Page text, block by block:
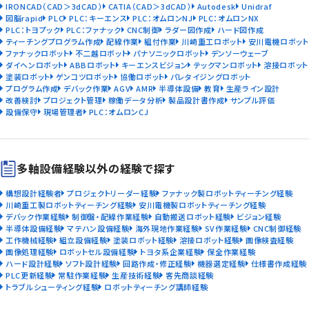
IRONCAD（CAD＞3dCAD）
CATIA（CAD＞3dCAD） Autodesk Unidraf
図脳rapid PLC PLC：キーエンス PLC：オムロンNJ
PLC：オムロンNX
PLC：トヨプック PLC：ファナック CNC制御 ラダー図作成
ハード図作成
ティーチングプログラム作成 配線作業 組付作業 川崎重工ロボット
安川電機ロボット
ファナックロボット
不二越ロボット パナソニックロボット デンソーウェーブ
ダイヘンロボット ABBロボット キーエンスビジョン テックマンロボット 溶接ロボット
塗装ロボット ゲンコツロボット 協働ロボット
パレタイジングロボット
プログラム作成 デバック作業 AGV AMR 半導体設備 教育 生産ライン設計
改善検討 プロジェクト管理 稼働データ分析 製品設計書作成 サンプル評価
設備保守 現場管理者 PLC：オムロンCJ
多軸設備経験以外の経験で探す
構想設計経験者 プロジェクトリーダー経験 ファナック製ロボットティーチング経験
川崎重工製ロボットティーチング経験 安川電機製ロボットティーチング経験
デバック作業経験 制御盤・配線作業経験 自動搬送ロボット経験 ビジョン経験
半導体設備経験 マテハン設備経験 海外現地作業経験 SV作業経験 CNC制御経験
工作機械経験 組立設備経験 塗装ロボット経験 溶接ロボット経験 画像検査経験
画像処理経験 ロボットセル設備経験 トヨタ系企業経験 保全作業経験
ハード設計経験 ソフト設計経験 回路作成・修正経験 機器選定経験 仕様書作成経験
PLC更新経験 常駐作業経験 生産技術経験 客先商談経験
トラブルシューティング経験 ロボットティーチング講師経験